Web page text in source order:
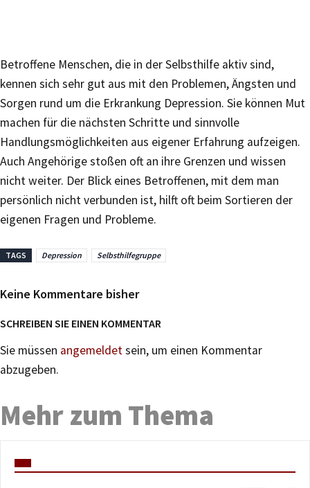
Betroffene Menschen, die in der Selbsthilfe aktiv sind,
kennen sich sehr gut aus mit den Problemen, Ängsten und
Sorgen rund um die Erkrankung Depression. Sie können Mut
machen für die nächsten Schritte und sinnvolle
Handlungsmöglichkeiten aus eigener Erfahrung aufzeigen.
Auch Angehörige stoßen oft an ihre Grenzen und wissen
nicht weiter. Der Blick eines Betroffenen, mit dem man
persönlich nicht verbunden ist, hilft oft beim Sortieren der
eigenen Fragen und Probleme.
TAGS Depression Selbsthilfegruppe
Keine Kommentare bisher
SCHREIBEN SIE EINEN KOMMENTAR
Sie müssen angemeldetsein, um einen Kommentar
abzugeben.
Mehr zum Thema